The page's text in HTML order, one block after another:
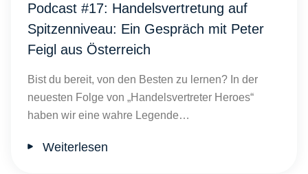
Podcast #17: Handelsvertretung auf
Spitzenniveau: Ein Gespräch mit Peter
Feigl aus Österreich
Bist du bereit, von den Besten zu lernen? In der
neuesten Folge von „Handelsvertreter Heroes“
haben wir eine wahre Legende…
Weiterlesen